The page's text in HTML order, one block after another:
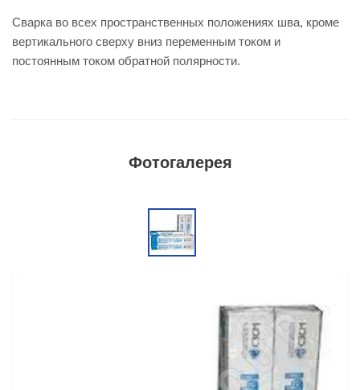
Сварка во всех пространственных положениях шва, кроме
вертикального сверху вниз переменным током и
постоянным током обратной полярности.
Фотогалерея